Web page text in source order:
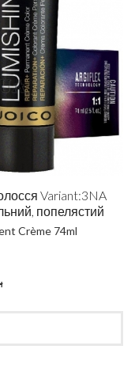
Variant:3NA
попелястий
Crème 74ml